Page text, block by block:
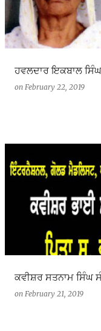
s
ਹਵਲਦਾਰ ਇਕਬਾਲ ਸਿੰਘ
on February 22, 2019
ਕਵੀਸ਼ਰ ਸਤਨਾਮ ਸਿੰਘ
on February 21, 2019